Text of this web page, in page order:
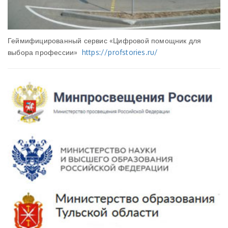
Геймифицированный сервис «Цифровой помощник для
выбора профессии»
https://profstories.ru/